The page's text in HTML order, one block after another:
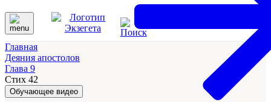
Главная
Деяния апостолов
Глава 9
Стих 42
Обучающее видео